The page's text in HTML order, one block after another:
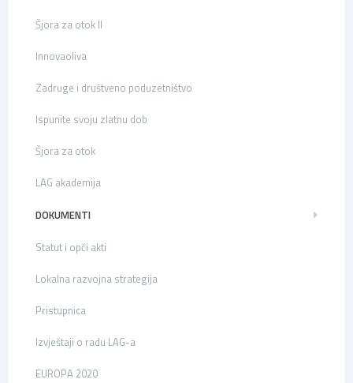
Šjora za otok II
Innovaoliva
Zadruge i društveno poduzetništvo
Ispunite svoju zlatnu dob
Šjora za otok
LAG akademija
DOKUMENTI
Statut i opći akti
Lokalna razvojna strategija
Pristupnica
Izvještaji o radu LAG-a
EUROPA 2020